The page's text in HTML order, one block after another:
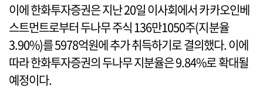
이에 한화투자증권은 지난 20일 이사회에서 카카오인베
스트먼트로부터 두나무 주식 136만1050주(지분율
3.90%)를 5978억원에 추가 취득하기로 결의했다. 이에
따라 한화투자증권의 두나무 지분율은 9.84%로 확대될
예정이다.